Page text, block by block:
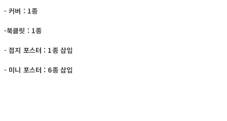
- 커버 : 1종
-북클릿 : 1종
- 접지 포스터 : 1종 삽입
- 미니 포스터 : 6종 삽입